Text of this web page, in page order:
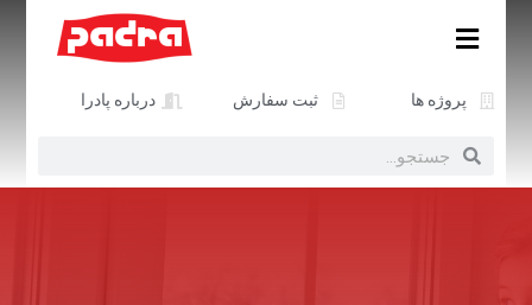
پروژه ها ثبت سفارش درباره پادرا